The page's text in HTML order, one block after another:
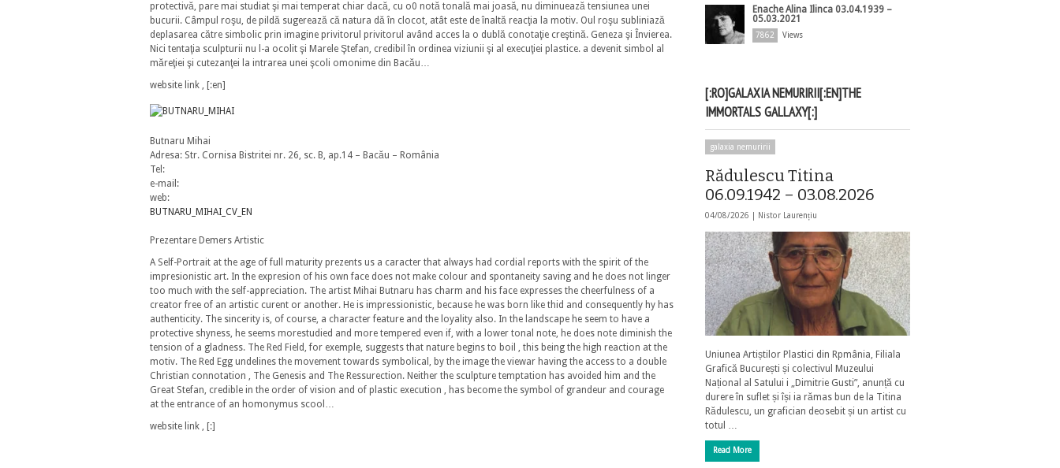
protectivă, pare mai studiat şi mai temperat chiar dacă, cu o0 notă tonală mai joasă, nu diminuează tensiunea unei
bucurii. Câmpul roşu, de pildă sugerează că natura dă în clocot, atât este de înaltă reacţia la motiv. Oul roşu subliniază
deplasarea către simbolic prin imagine privitorul privitorul având acces la o dublă conotaţie creştină. Geneza şi Învierea.
Nici tentaţia sculpturii nu l-a ocolit şi Marele Ştefan, credibil în ordinea viziunii şi al execuţiei plastice. a devenit simbol al
măreţiei şi cutezanţei la intrarea unei şcoli omonime din Bacău…
website link , [:en]
Butnaru Mihai
Adresa: Str. Cornisa Bistritei nr. 26, sc. B, ap.14 – Bacău – România
Tel:
e-mail:
web:
BUTNARU_MIHAI_CV_EN
Prezentare Demers Artistic
A Self-Portrait at the age of full maturity prezents us a caracter that always had cordial reports with the spirit of the
impresionistic art. In the expresion of his own face does not make colour and spontaneity saving and he does not linger
too much with the self-appreciation. The artist Mihai Butnaru has charm and his face expresses the cheerfulness of a
creator free of an artistic curent or another. He is impressionistic, because he was born like thid and consequently hy has
authenticity. The sincerity is, of course, a character feature and the loyality also. In the landscape he seem to have a
protective shyness, he seems morestudied and more tempered even if, with a lower tonal note, he does note diminish the
tension of a gladness. The Red Field, for exemple, suggests that nature begins to boil , this being the high reaction at the
motiv. The Red Egg undelines the movement towards symbolical, by the image the viewar having the access to a double
Christian connotation , The Genesis and The Ressurection. Neither the sculpture temptation has avoided him and the
Great Stefan, credible in the order of vision and of plastic execution , has become the symbol of grandeur and courage
at the entrance of an homonymus scool…
website link , [:]
Enache Alina Ilinca 03.04.1939 –
05.03.2021
7862 Views
[:RO]GALAXIA NEMURIRII[:EN]THE
IMMORTALS GALLAXY[:]
galaxia nemuririi
Rădulescu Titina
06.09.1942 – 03.08.2026
04/08/2026 | Nistor Laurențiu
Uniunea Artiștilor Plastici din Rpmânia, Filiala
Grafică București și colectivul Muzeului
Național al Satului i „Dimitrie Gusti”, anunță cu
durere în suflet și își ia rămas bun de la Titina
Rădulescu, un grafician deosebit și un artist cu
totul …
Read More